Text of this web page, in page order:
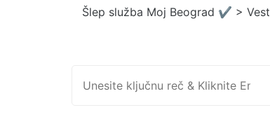
Šlep služba Moj Beograd ✔️ >